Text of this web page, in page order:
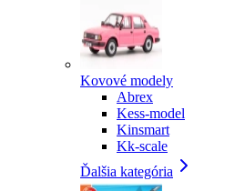
Kovové modely
Abrex
Kess-model
Kinsmart
Kk-scale
Ďalšia kategória